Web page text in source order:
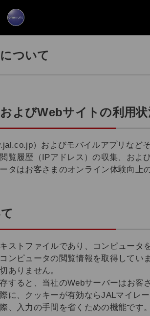
ついて
よびWebサイトの利用
）およびモバイルアプリなど
覧履歴（IPアドレス）の収集、お
タはお客さまのオンライン体験向上
ストファイルであり、コンピュー
ンピュータの閲覧情報を取得して
ありません。
すると、当社のWebサーバーはお
に、クッキーが有効ならJALマイレ
、入力の手間を省くための機能です。